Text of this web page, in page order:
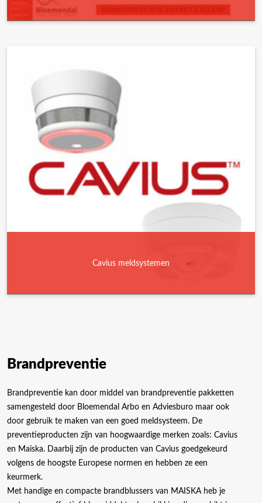
Cavius meldsystemen
Brandpreventie
Brandpreventie kan door middel van brandpreventie pakketten
samengesteld door Bloemendal Arbo en Adviesburo maar ook
door gebruik te maken van een goed meldsysteem. De
preventieproducten zijn van hoogwaardige merken zoals: Cavius
en Maiska. Daarbij zijn de producten van Cavius goedgekeurd
volgens de hoogste Europese normen en hebben ze een
keurmerk.
Met handige en compacte brandblussers van MAISKA heb je